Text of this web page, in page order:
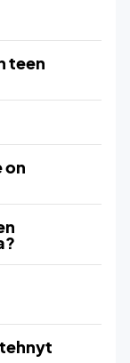
teen
on